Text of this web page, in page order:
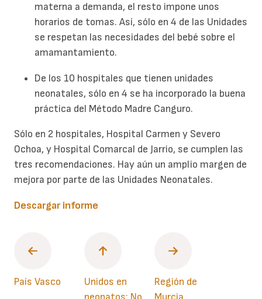
materna a demanda, el resto impone unos
horarios de tomas. Así, sólo en 4 de las Unidades
se respetan las necesidades del bebé sobre el
amamantamiento.
De los 10 hospitales que tienen unidades
neonatales, sólo en 4 se ha incorporado la buena
práctica del Método Madre Canguro.
Sólo en 2 hospitales, Hospital Carmen y Severo
Ochoa, y Hospital Comarcal de Jarrio, se cumplen las
tres recomendaciones. Hay aún un amplio margen de
mejora por parte de las Unidades Neonatales.
Descargar informe
País Vasco
Unidos en
Región de